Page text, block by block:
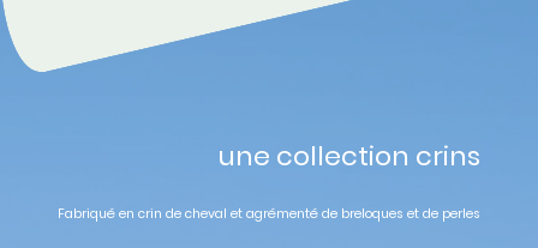
une collection crins
Fabriqué en crin de cheval et agrémenté de breloques et de perles